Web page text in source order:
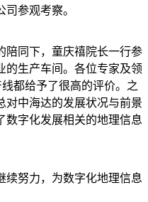
参观考察。
陪同下，童庆禧院长一行参
的生产车间。各位专家及领
都给予了很高的评价。之
对中海达的发展状况与前景
数字化发展相关的地理信息
续努力，为数字化地理信息